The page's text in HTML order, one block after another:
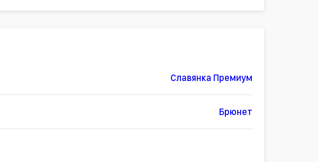
Славянка Премиум
Брюнет